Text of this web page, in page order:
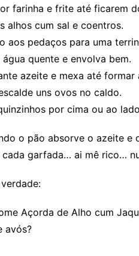
farinha e frite até ficarem
alhos cum sal e coentros.
aos pedaços para uma
água quente e envolva bem.
azeite e mexa até formar
uns ovos no caldo.
por cima ou ao
o pão absorve o azeite e
garfada… ai mê rico…
Açorda de Alho cum
avós?